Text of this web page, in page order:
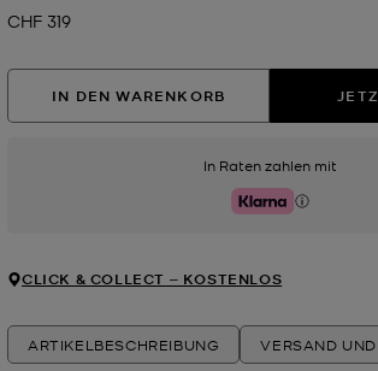
Jetzt
CHF 319
IN DEN WARENKORB
In Raten zahlen mit
Klarna
CLICK & COLLECT ‒ KOSTENLOS
ARTIKELBESCHREIBUNG VERSAND